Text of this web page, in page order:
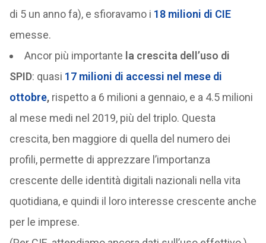
di 5 un anno fa), e sfioravamo i 18 milioni di CIE
emesse.
Ancor più importante la crescita dell’uso di
SPID: quasi 17 milioni di accessi nel mese di
ottobre,rispetto a 6 milioni a gennaio, e a 4.5 milioni
al mese medi nel 2019, più del triplo. Questa
crescita, ben maggiore di quella del numero dei
profili, permette di apprezzare l’importanza
crescente delle identità digitali nazionali nella vita
quotidiana, e quindi il loro interesse crescente anche
per le imprese.